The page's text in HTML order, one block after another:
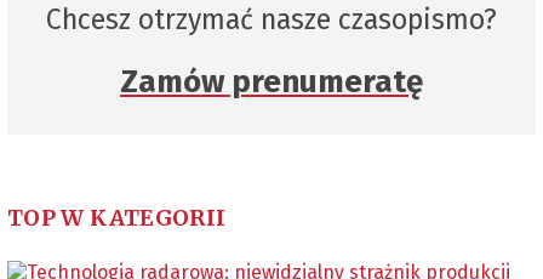
Chcesz otrzymać nasze czasopismo?
Zamów prenumeratę
TOP W KATEGORII